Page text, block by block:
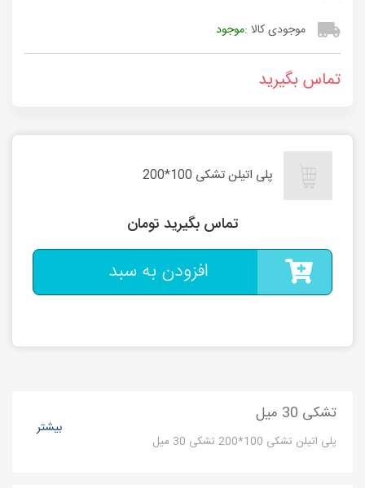
موجودی کالا :موجود
تماس بگیرید
پلی اتیلن تشکی 100*200
تماس بگیرید تومان
افزودن به سبد
تشکی 30 میل
پلی اتیلن تشکی 100*200 تشکی 30 میل
بیشتر